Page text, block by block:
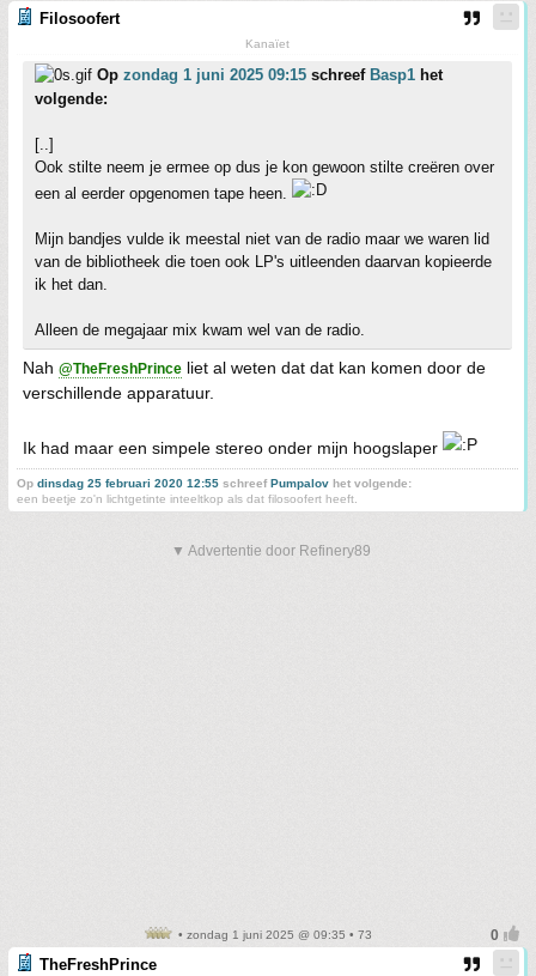
Filosoofert
Kanaïet
Op zondag 1 juni 2025 09:15 schreef Basp1 het
volgende:
[..]
Ook stilte neem je ermee op dus je kon gewoon stilte creëren over
een al eerder opgenomen tape heen.
Mijn bandjes vulde ik meestal niet van de radio maar we waren lid
van de bibliotheek die toen ook LP's uitleenden daarvan kopieerde
ik het dan.
Alleen de megajaar mix kwam wel van de radio.
Nah @TheFreshPrince liet al weten dat dat kan komen door de
verschillende apparatuur.
Ik had maar een simpele stereo onder mijn hoogslaper
Op dinsdag 25 februari 2020 12:55 schreefPumpalov het volgende:
een beetje zo'n lichtgetinte inteeltkop als dat filosoofert heeft.
▼ Advertentie door Refinery89
• zondag 1 juni 2025 @ 09:35 • 73
TheFreshPrince